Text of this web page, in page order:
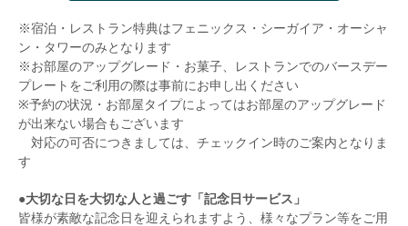
※宿泊・レストラン特典はフェニックス・シーガイア・オーシャ
ン・タワーのみとなります
※お部屋のアップグレード・お菓子、レストランでのバースデー
プレートをご利用の際は事前にお申し出ください
※予約の状況・お部屋タイプによってはお部屋のアップグレード
が出来ない場合もございます
対応の可否につきましては、チェックイン時のご案内となりま
す
●大切な日を大切な人と過ごす「記念日サービス」
皆様が素敵な記念日を迎えられますよう、様々なプラン等をご用